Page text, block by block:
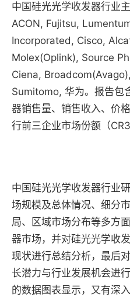
中国硅光光学收发器行业
ACON, Fujitsu,
Incorporated, Cisco,
Molex(Oplink), Source
Ciena,
Sumitomo, 华为。报告包
器销售量、销售收入、价
行前三企业市场份额（CR3
中国硅光光学收发器行业
场规模及总体情况、细分
局、区域市场分布等多方
器市场，并对硅光光学收
现状进行总结分析，最后
长潜力与行业发展机会进
的数据图表显示，又有深